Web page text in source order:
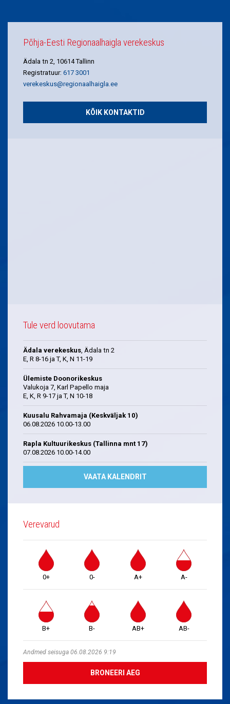
Põhja-Eesti Regionaalhaigla verekeskus
Ädala tn 2, 10614 Tallinn
Registratuur: 617 3001
verekeskus@regionaalhaigla.ee
KÕIK KONTAKTID
Tule verd loovutama
Ädala verekeskus, Ädala tn 2
E, R 8-16 ja T, K, N 11-19
Ülemiste Doonorikeskus
Valukoja 7, Karl Papello maja
E, K, R 9-17 ja T, N 10-18
Kuusalu Rahvamaja (Keskväljak 10)
06.08.2026 10.00-13.00
Rapla Kultuurikeskus (Tallinna mnt 17)
07.08.2026 10.00-14.00
VAATA KALENDRIT
Verevarud
0+ 0- A+ A-
B+ B- AB+ AB-
Andmed seisuga 06.08.2026 9:19
BRONEERI AEG